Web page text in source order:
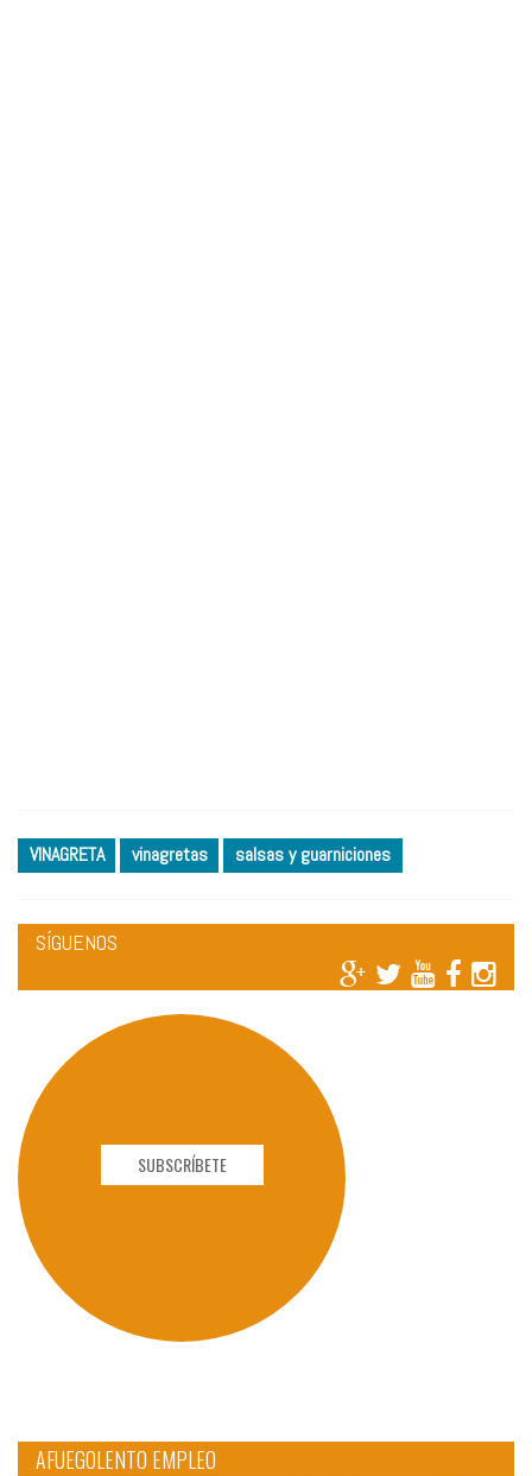
VINAGRETA vinagretas salsas y guarniciones
SÍGUENOS
SUBSCRÍBETE
AFUEGOLENTO EMPLEO